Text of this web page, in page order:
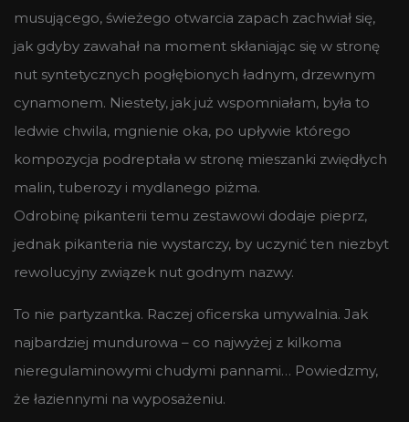
musującego, świeżego otwarcia zapach zachwiał się,
jak gdyby zawahał na moment skłaniając się w stronę
nut syntetycznych pogłębionych ładnym, drzewnym
cynamonem. Niestety, jak już wspomniałam, była to
ledwie chwila, mgnienie oka, po upływie którego
kompozycja podreptała w stronę mieszanki zwiędłych
malin, tuberozy i mydlanego piżma.
Odrobinę pikanterii temu zestawowi dodaje pieprz,
jednak pikanteria nie wystarczy, by uczynić ten niezbyt
rewolucyjny związek nut godnym nazwy.
To nie partyzantka. Raczej oficerska umywalnia. Jak
najbardziej mundurowa – co najwyżej z kilkoma
nieregulaminowymi chudymi pannami… Powiedzmy,
że łaziennymi na wyposażeniu.